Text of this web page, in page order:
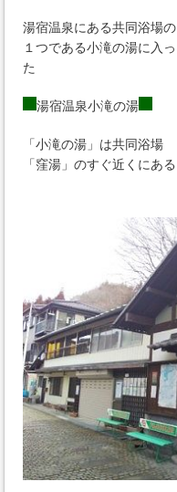
湯宿温泉にある共同浴場の
１つである小滝の湯に入っ
た
湯宿温泉小滝の湯
「小滝の湯」は共同浴場
「窪湯」のすぐ近くにある